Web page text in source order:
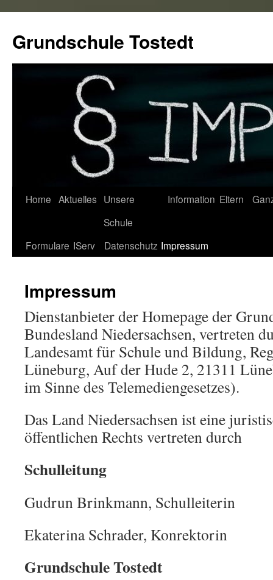
springen
Grundschule Tostedt
Home Aktuelles Unsere
Schule
Information Eltern
Formulare IServ Datenschutz Impressum
Impressum
Dienstanbieter der Homepage der
Bundesland Niedersachsen, vertreten
Landesamt für Schule und Bildung,
Lüneburg, Auf der Hude 2, 21311
im Sinne des Telemediengesetzes).
Das Land Niedersachsen ist eine
öffentlichen Rechts vertreten durch
Schulleitung
Gudrun Brinkmann, Schulleiterin
Ekaterina Schrader, Konrektorin
Grundschule Tostedt